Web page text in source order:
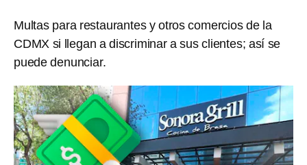
Multas para restaurantes y otros comercios de la
CDMX si llegan a discriminar a sus clientes; así se
puede denunciar.